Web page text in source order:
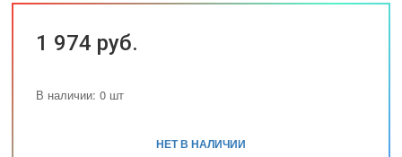
1 974 руб.
В наличии: 0 шт
НЕТ В НАЛИЧИИ